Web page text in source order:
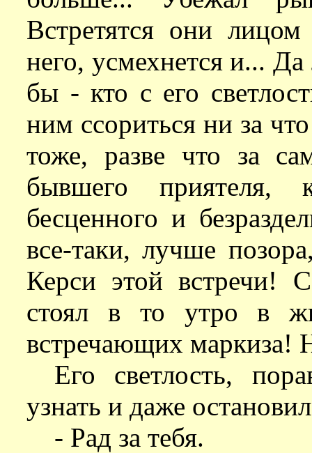
Встретятся они
него, усмехнется и...
бы - кто с его
ним ссориться ни за
тоже, разве что за
бывшего приятеля,
бесценного и
все-таки, лучше
Керси этой встречи!
стоял в то утро в
встречающих маркиза!
Его светлость,
узнать и даже
- Рад за тебя.